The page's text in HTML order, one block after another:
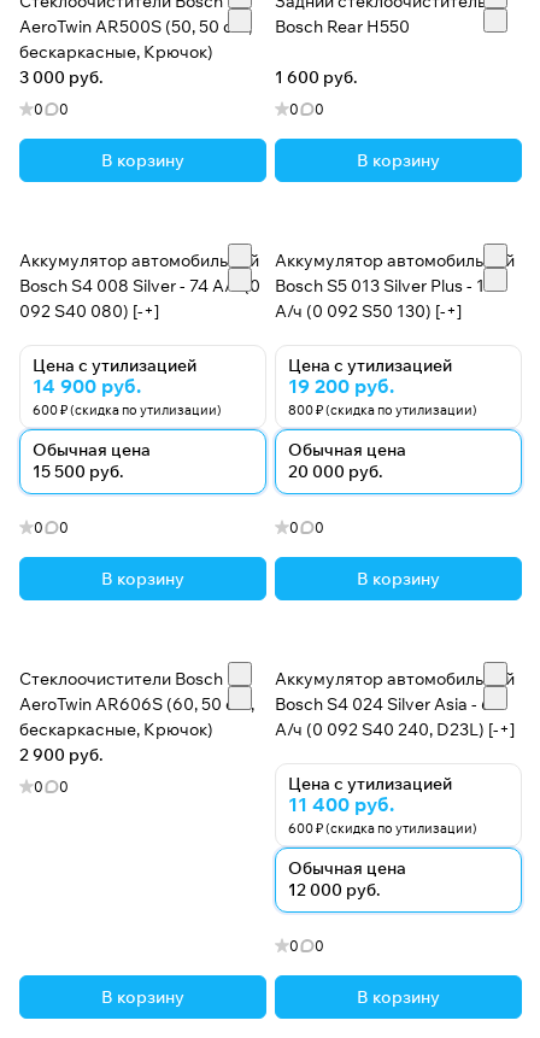
AeroTwin AR500S (50, 50 см.,
бескаркасные, Крючок)
3 000 руб.
0 0
В корзину
Bosch Rear H550
1 600 руб.
0 0
В корзину
Аккумулятор автомобильный
Bosch S4 008 Silver - 74 А/ч (0
092 S40 080) [-+]
Цена с утилизацией
14 900 руб.
600 ₽ (скидка по утилизации)
Обычная цена
15 500 руб.
0 0
В корзину
Аккумулятор автомобильный
Bosch S5 013 Silver Plus - 100
А/ч (0 092 S50 130) [-+]
Цена с утилизацией
19 200 руб.
800 ₽ (скидка по утилизации)
Обычная цена
20 000 руб.
0 0
В корзину
Стеклоочистители Bosch
AeroTwin AR606S (60, 50 см.,
бескаркасные, Крючок)
2 900 руб.
0 0
В корзину
Аккумулятор автомобильный
Bosch S4 024 Silver Asia - 60
А/ч (0 092 S40 240, D23L) [-+]
Цена с утилизацией
11 400 руб.
600 ₽ (скидка по утилизации)
Обычная цена
12 000 руб.
0 0
В корзину